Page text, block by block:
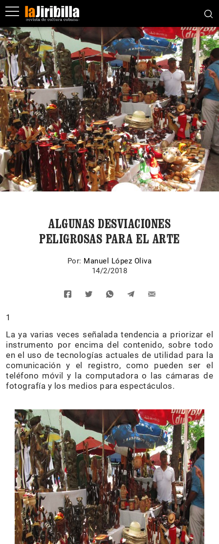
ALGUNAS DESVIACIONES
PELIGROSAS PARA EL ARTE
Por: Manuel López Oliva
14/2/2018
1
La ya varias veces señalada tendencia a priorizar el
instrumento por encima del contenido, sobre todo
en el uso de tecnologías actuales de utilidad para la
comunicación y el registro, como pueden ser el
teléfono móvil y la computadora o las cámaras de
fotografía y los medios para espectáculos.